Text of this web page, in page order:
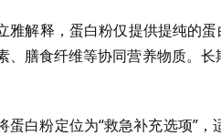
雅解释，蛋白粉仅提供提纯的
、膳食纤维等协同营养物质。
蛋白粉定位为“救急补充选项”